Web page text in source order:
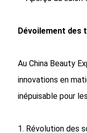
Dévoilement des
Au China Beauty
innovations en
inépuisable pour
1. Révolution des